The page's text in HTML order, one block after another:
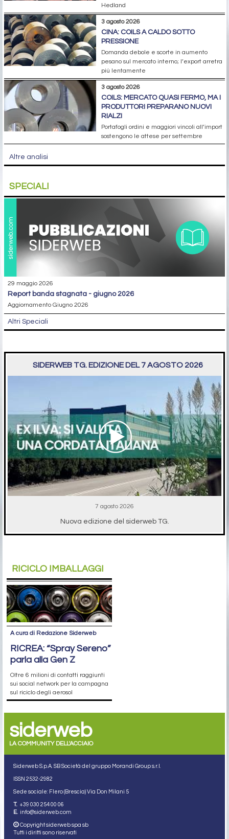
Hedland
3 agosto 2026
CINA: COILS A CALDO SOTTO
PRESSIONE
Domanda debole e scorte in aumento
pesano sul mercato interno; l’export arretra
più lentamente
3 agosto 2026
COILS: MERCATO QUASI FERMO, MA I
PRODUTTORI PREPARANO NUOVI
RIALZI
Portafogli ordini e maggiori vincoli all’import
sostengono le attese per settembre
Altre analisi
SPECIALI
29 maggio 2026
report banda stagnata - giugno 2026
Aggiornamento Giugno 2026
Altri Speciali
SIDERWEB TG. EDIZIONE DEL 7 AGOSTO 2026
7 agosto 2026
Nuova edizione del siderweb TG.
RICICLO IMBALLAGGI
A cura di Redazione Siderweb
RICREA: “Spray Sereno”
parla alla Gen Z
Oltre 6 milioni di contatti raggiunti
sui social network per la campagna
sul riciclo degli aerosol
siderweb
LA COMMUNITY DELL'ACCIAIO
Siderweb S.p.A. SB Società del gruppo Morandi Group s.r.l.
ISSN 2532-2982
Sede sociale: Flero (Brescia) Via Don Milani 5
T. +39 030 254 00 06
E. info@siderweb.com
Copyright siderweb spa sb
Tutti i diritti sono riservati